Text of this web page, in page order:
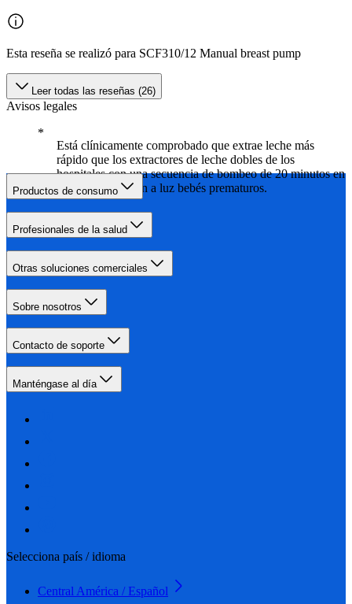
Esta reseña se realizó para SCF310/12 Manual breast pump
Leer todas las reseñas (26)
Avisos legales
Está clínicamente comprobado que extrae leche más
rápido que los extractores de leche dobles de los
hospitales con una secuencia de bombeo de 20 minutos en
madres que dieron a luz bebés prematuros.
Productos de consumo
Profesionales de la salud
Otras soluciones comerciales
Sobre nosotros
Contacto de soporte
Manténgase al día
Selecciona país / idioma
Central América / Español